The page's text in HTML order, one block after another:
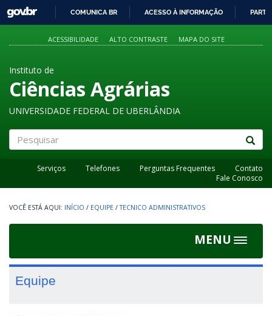
PARA
O
GOVBR
COMUNICA BR ACESSO À INFORMAÇÃO
ACESSIBILIDADE ALTO CONTRASTE MAPA DO SITE
Instituto de
Ciências Agrárias
UNIVERSIDADE FEDERAL DE UBERLÂNDIA
Serviços Telefones Perguntas Frequentes
Contato
Fale Conosco
INÍCIO / EQUIPE / TECNICO ADMINISTRATIVOS
MENU
Toggle
Equipe